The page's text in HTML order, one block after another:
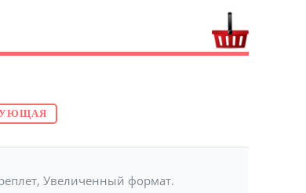
Увеличенный формат.